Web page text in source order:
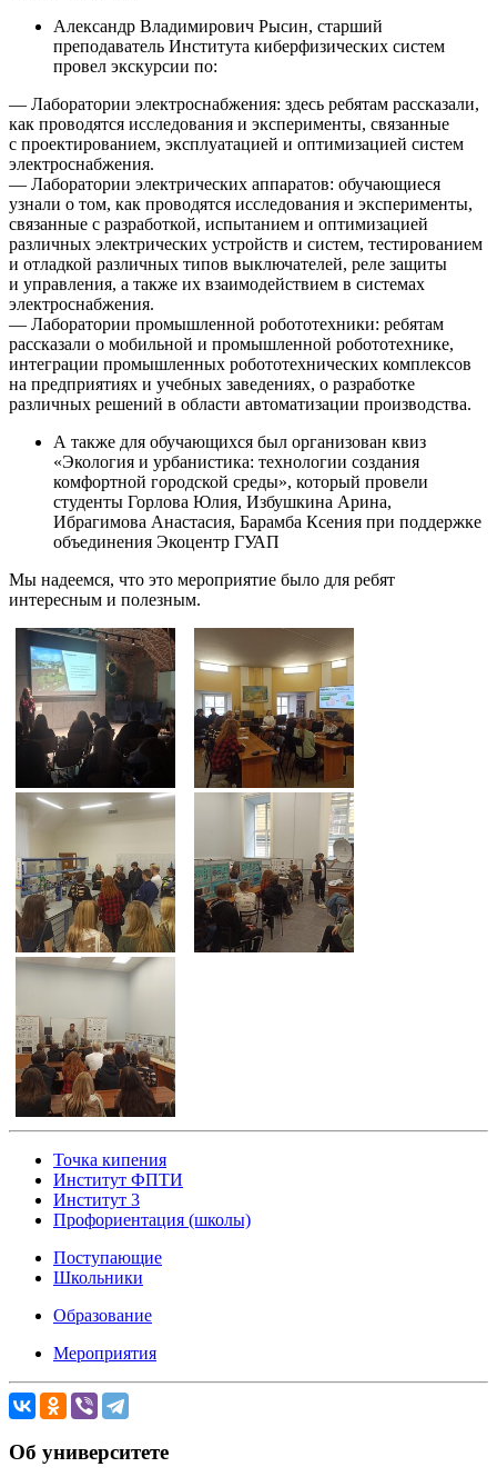
Александр Владимирович Рысин, старший
преподаватель Института киберфизических систем
провел экскурсии по:
— Лаборатории электроснабжения: здесь ребятам рассказали,
как проводятся исследования и эксперименты, связанные
с проектированием, эксплуатацией и оптимизацией систем
электроснабжения.
— Лаборатории электрических аппаратов: обучающиеся
узнали о том, как проводятся исследования и эксперименты,
связанные с разработкой, испытанием и оптимизацией
различных электрических устройств и систем, тестированием
и отладкой различных типов выключателей, реле защиты
и управления, а также их взаимодействием в системах
электроснабжения.
— Лаборатории промышленной робототехники: ребятам
рассказали о мобильной и промышленной робототехнике,
интеграции промышленных робототехнических комплексов
на предприятиях и учебных заведениях, о разработке
различных решений в области автоматизации производства.
А также для обучающихся был организован квиз
«Экология и урбанистика: технологии создания
комфортной городской среды», который провели
студенты Горлова Юлия, Избушкина Арина,
Ибрагимова Анастасия, Барамба Ксения при поддержке
объединения Экоцентр ГУАП
Мы надеемся, что это мероприятие было для ребят
интересным и полезным.
Точка кипения
Институт ФПТИ
Институт 3
Профориентация (школы)
Поступающие
Школьники
Образование
Мероприятия
Об университете